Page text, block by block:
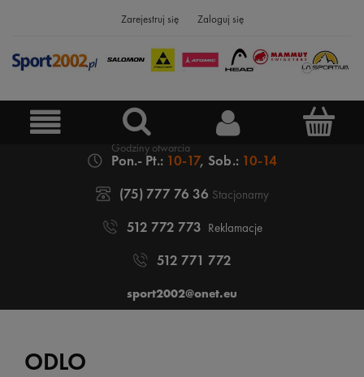
Zarejestruj się Zaloguj się
Pon.- Pt.: 10-17, Sob.: 10-14
(75) 777 76 36 Stacjonarny
512 772 773 Reklamacje
512 771 772
sport2002@onet.eu
ODLO